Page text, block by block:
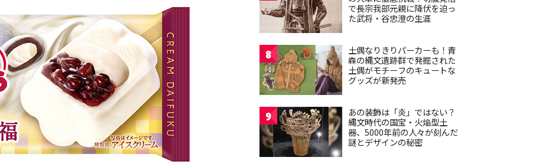
で長宗我部元親に降伏を迫っ
た武将・谷忠澄の生涯
8
土偶なりきりパーカーも！青
森の縄文遺跡群で発掘された
土偶がモチーフのキュートな
グッズが新発売
9
あの装飾は「炎」ではない？
縄文時代の国宝・火焔型土
器、5000年前の人々が刻んだ
謎とデザインの秘密